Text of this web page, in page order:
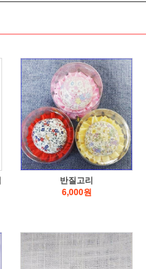
반질고리
6,000원